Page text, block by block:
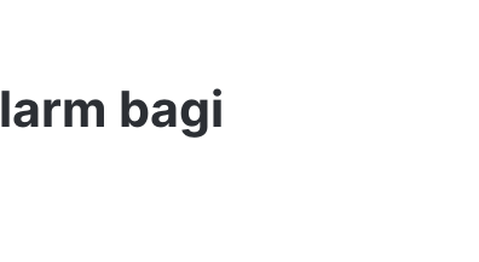
bagi